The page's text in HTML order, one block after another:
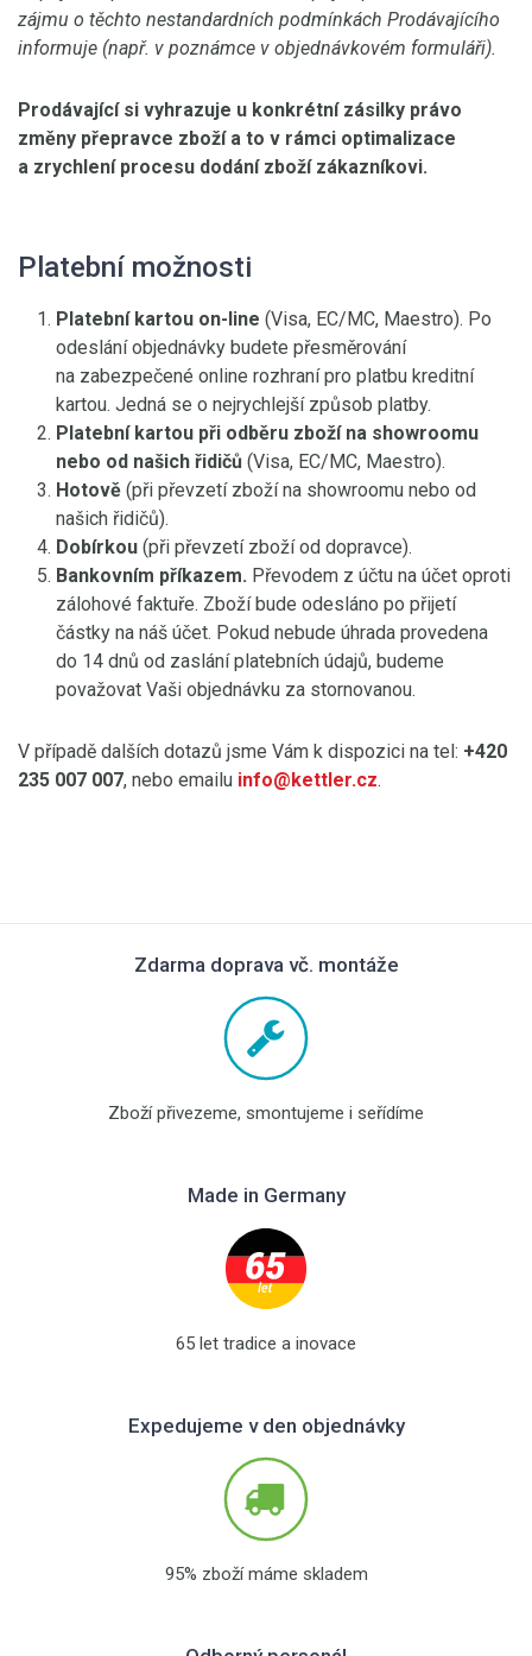
zájmu o těchto nestandardních podmínkách Prodávajícího
informuje (např. v poznámce v objednávkovém formuláři).
Prodávající si vyhrazuje u konkrétní zásilky právo
změny přepravce zboží a to v rámci optimalizace
a zrychlení procesu dodání zboží zákazníkovi.
Platební možnosti
Platební kartou on-line (Visa, EC/MC, Maestro). Po
odeslání objednávky budete přesměrování
na zabezpečené online rozhraní pro platbu kreditní
kartou. Jedná se o nejrychlejší způsob platby.
Platební kartou při odběru zboží na showroomu
nebo od našich řidičů (Visa, EC/MC, Maestro).
Hotově (při převzetí zboží na showroomu nebo od
našich řidičů).
Dobírkou (při převzetí zboží od dopravce).
Bankovním příkazem. Převodem z účtu na účet oproti
zálohové faktuře. Zboží bude odesláno po přijetí
částky na náš účet. Pokud nebude úhrada provedena
do 14 dnů od zaslání platebních údajů, budeme
považovat Vaši objednávku za stornovanou.
V případě dalších dotazů jsme Vám k dispozici na tel: +420
235 007 007, nebo emailu info@kettler.cz.
Zdarma doprava vč. montáže
Zboží přivezeme, smontujeme i seřídíme
Made in Germany
65 let tradice a inovace
Expedujeme v den objednávky
95% zboží máme skladem